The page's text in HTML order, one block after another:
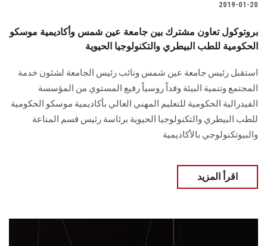
2019-01-20
بروتوكول تعاون مشترك بين جامعة عين شمس وأكاديمية موسكو
الحكومية للطب البيطري والتكنولوجيا الحيوية
استقبل رئيس جامعة عين شمس ونائب رئيس الجامعة لشئون خدمة
المجتمع وتنمية البيئة وفداً روسياً رفيع المستوي من المؤسسة
الفيدرالية الحكومية للتعليم المهني العالي بأكاديمية موسكو الحكومية
للطب البيطري والتكنولوجيا الحيوية برئاسة رئيس قسم المناعة
والبيوتكنولوجي بالأكاديمية
اقرأ المزيد